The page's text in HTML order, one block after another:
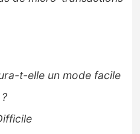
t-elle un mode facile